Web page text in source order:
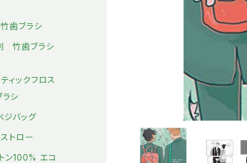
歯ブラシ
竹歯ブラシ
ィックフロス
シ
バッグ
トロー
ン100% エコ